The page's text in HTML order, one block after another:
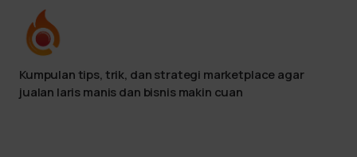
Kumpulan tips, trik, dan strategi marketplace agar
jualan laris manis dan bisnis makin cuan